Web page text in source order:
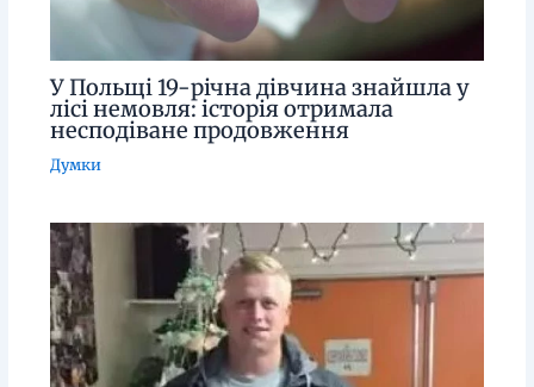
У Польщі 19-річна дівчина знайшла у
лісі немовля: історія отримала
несподіване продовження
Думки